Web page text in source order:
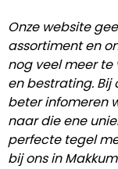
Onze website
assortiment en
nog veel meer
en bestrating. Bij
beter infomeren
naar die ene
perfecte tegel
bij ons in